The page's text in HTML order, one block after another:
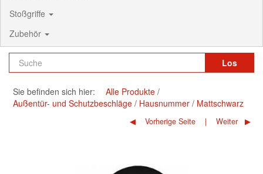
Stoßgriffe
Zubehör
Los
Sie befinden sich hier:
Alle Produkte
Außentür- und Schutzbeschläge
Hausnummer Mattschwarz
Vorherige Seite Weiter